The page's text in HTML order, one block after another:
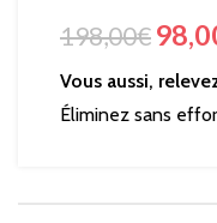
198,00€
Vous aussi,
Éliminez sans